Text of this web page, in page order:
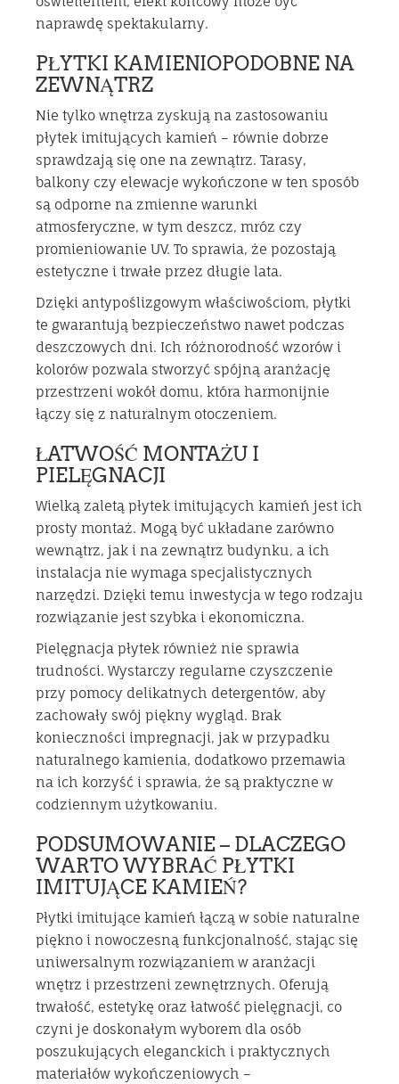
naprawdę spektakularny.
PŁYTKI KAMIENIOPODOBNE NA
ZEWNĄTRZ
Nie tylko wnętrza zyskują na zastosowaniu
płytek imitujących kamień – równie dobrze
sprawdzają się one na zewnątrz. Tarasy,
balkony czy elewacje wykończone w ten sposób
są odporne na zmienne warunki
atmosferyczne, w tym deszcz, mróz czy
promieniowanie UV. To sprawia, że pozostają
estetyczne i trwałe przez długie lata.
Dzięki antypoślizgowym właściwościom, płytki
te gwarantują bezpieczeństwo nawet podczas
deszczowych dni. Ich różnorodność wzorów i
kolorów pozwala stworzyć spójną aranżację
przestrzeni wokół domu, która harmonijnie
łączy się z naturalnym otoczeniem.
ŁATWOŚĆ MONTAŻU I
PIELĘGNACJI
Wielką zaletą płytek imitujących kamień jest ich
prosty montaż. Mogą być układane zarówno
wewnątrz, jak i na zewnątrz budynku, a ich
instalacja nie wymaga specjalistycznych
narzędzi. Dzięki temu inwestycja w tego rodzaju
rozwiązanie jest szybka i ekonomiczna.
Pielęgnacja płytek również nie sprawia
trudności. Wystarczy regularne czyszczenie
przy pomocy delikatnych detergentów, aby
zachowały swój piękny wygląd. Brak
konieczności impregnacji, jak w przypadku
naturalnego kamienia, dodatkowo przemawia
na ich korzyść i sprawia, że są praktyczne w
codziennym użytkowaniu.
PODSUMOWANIE – DLACZEGO
WARTO WYBRAĆ PŁYTKI
IMITUJĄCE KAMIEŃ?
Płytki imitujące kamień łączą w sobie naturalne
piękno i nowoczesną funkcjonalność, stając się
uniwersalnym rozwiązaniem w aranżacji
wnętrz i przestrzeni zewnętrznych. Oferują
trwałość, estetykę oraz łatwość pielęgnacji, co
czyni je doskonałym wyborem dla osób
poszukujących eleganckich i praktycznych
materiałów wykończeniowych –